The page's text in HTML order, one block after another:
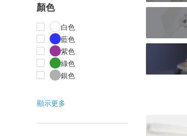
顏色
白色
藍色
紫色
綠色
銀色
顯示更多